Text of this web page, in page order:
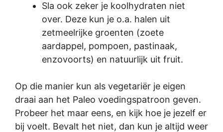
Sla ook zeker je koolhydraten niet
over. Deze kun je o.a. halen uit
zetmeelrijke groenten (zoete
aardappel, pompoen, pastinaak,
enzovoorts) en natuurlijk uit fruit.
Op die manier kun als vegetariër je eigen
draai aan het Paleo voedingspatroon geven.
Probeer het maar eens, en kijk hoe je jezelf er
bij voelt. Bevalt het niet, dan kun je altijd weer